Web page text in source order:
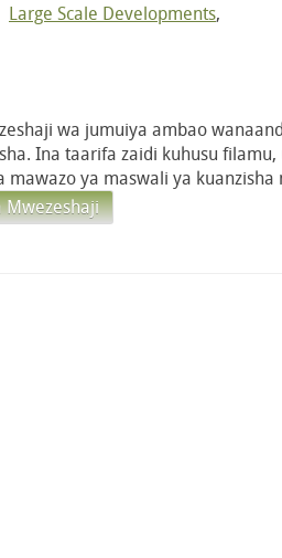
Large Scale Developments,
wa jumuiya ambao
Ina taarifa zaidi kuhusu
mawazo ya maswali ya kuanzisha